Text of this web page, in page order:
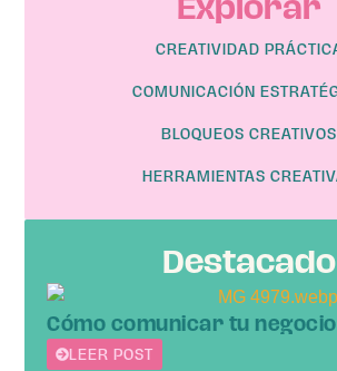
CREATIVIDAD
COMUNICACIÓN
BLOQUEOS CREATIVOS
HERRAMIENTAS
Destacado
Cómo comunicar tu
LEER POST